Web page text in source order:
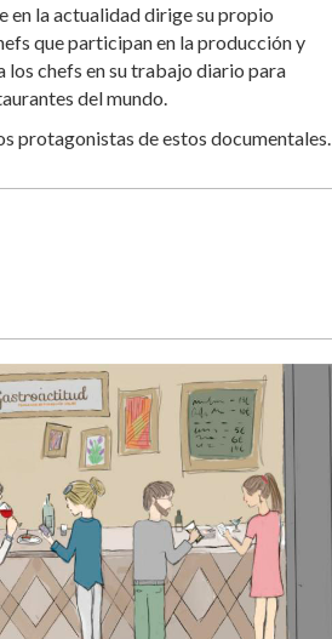
en la actualidad dirige su propio
que participan en la producción y
los chefs en su trabajo diario para
del mundo.
protagonistas de estos documentales.